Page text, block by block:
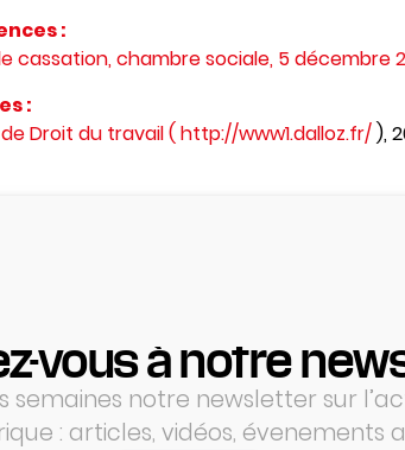
:
cassation, chambre sociale, 5 décembre
:
Droit du travail ( http://www1.dalloz.fr/ ),
vous à notre
semaines notre newsletter sur
: articles, vidéos, évenements